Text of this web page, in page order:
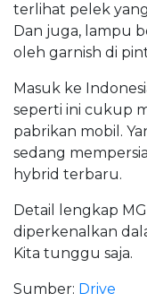
terlihat pelek
Dan juga, lampu
oleh garnish di
Masuk ke
seperti ini cukup
pabrikan mobil.
sedang
hybrid terbaru.
Detail lengkap
diperkenalkan
Kita tunggu saja.
Sumber: Drive